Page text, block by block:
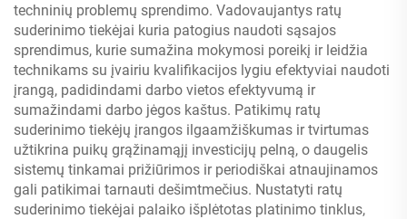
techninių problemų sprendimo. Vadovaujantys ratų
suderinimo tiekėjai kuria patogius naudoti sąsajos
sprendimus, kurie sumažina mokymosi poreikį ir leidžia
technikams su įvairiu kvalifikacijos lygiu efektyviai naudoti
įrangą, padidindami darbo vietos efektyvumą ir
sumažindami darbo jėgos kaštus. Patikimų ratų
suderinimo tiekėjų įrangos ilgaamžiškumas ir tvirtumas
užtikrina puikų grąžinamąjį investicijų pelną, o daugelis
sistemų tinkamai prižiūrimos ir periodiškai atnaujinamos
gali patikimai tarnauti dešimtmečius. Nustatyti ratų
suderinimo tiekėjai palaiko išplėtotas platinimo tinklus,